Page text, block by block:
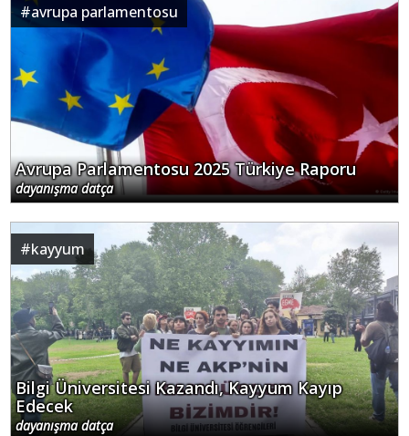
#avrupa parlamentosu
Avrupa Parlamentosu 2025 Türkiye Raporu
dayanışma datça
#kayyum
Bilgi Üniversitesi Kazandı, Kayyum Kayıp
Edecek
dayanışma datça